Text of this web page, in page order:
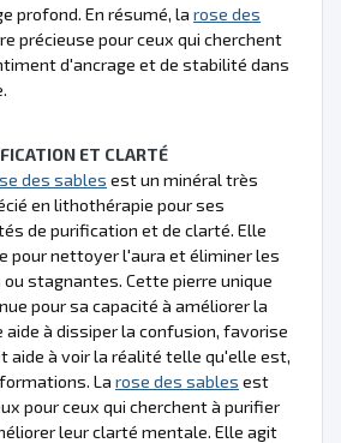
profond. En résumé, la rose des
précieuse pour ceux qui cherchent
d'ancrage et de stabilité dans
ET CLARTÉ
des sables est un minéral très
en lithothérapie pour ses
de purification et de clarté. Elle
pour nettoyer l'aura et éliminer les
stagnantes. Cette pierre unique
pour sa capacité à améliorer la
à dissiper la confusion, favorise
aide à voir la réalité telle qu'elle est,
La rose des sables est
pour ceux qui cherchent à purifier
leur clarté mentale. Elle agit